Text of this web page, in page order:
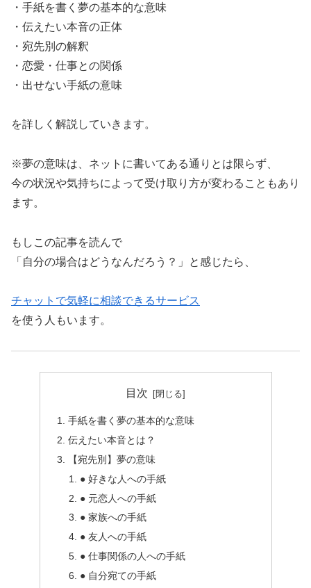
・手紙を書く夢の基本的な意味
・伝えたい本音の正体
・宛先別の解釈
・恋愛・仕事との関係
・出せない手紙の意味
を詳しく解説していきます。
※夢の意味は、ネットに書いてある通りとは限らず、
今の状況や気持ちによって受け取り方が変わることもあり
ます。
もしこの記事を読んで
「自分の場合はどうなんだろう？」と感じたら、
チャットで気軽に相談できるサービス
を使う人もいます。
目次
手紙を書く夢の基本的な意味
伝えたい本音とは？
【宛先別】夢の意味
● 好きな人への手紙
● 元恋人への手紙
● 家族への手紙
● 友人への手紙
● 仕事関係の人への手紙
● 自分宛ての手紙